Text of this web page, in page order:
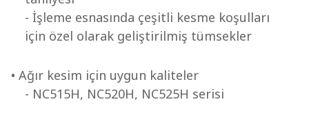
- İşleme esnasında çeşitli kesme koşulları
için özel olarak geliştirilmiş tümsekler
• Ağır kesim için uygun kaliteler
- NC515H, NC520H, NC525H serisi